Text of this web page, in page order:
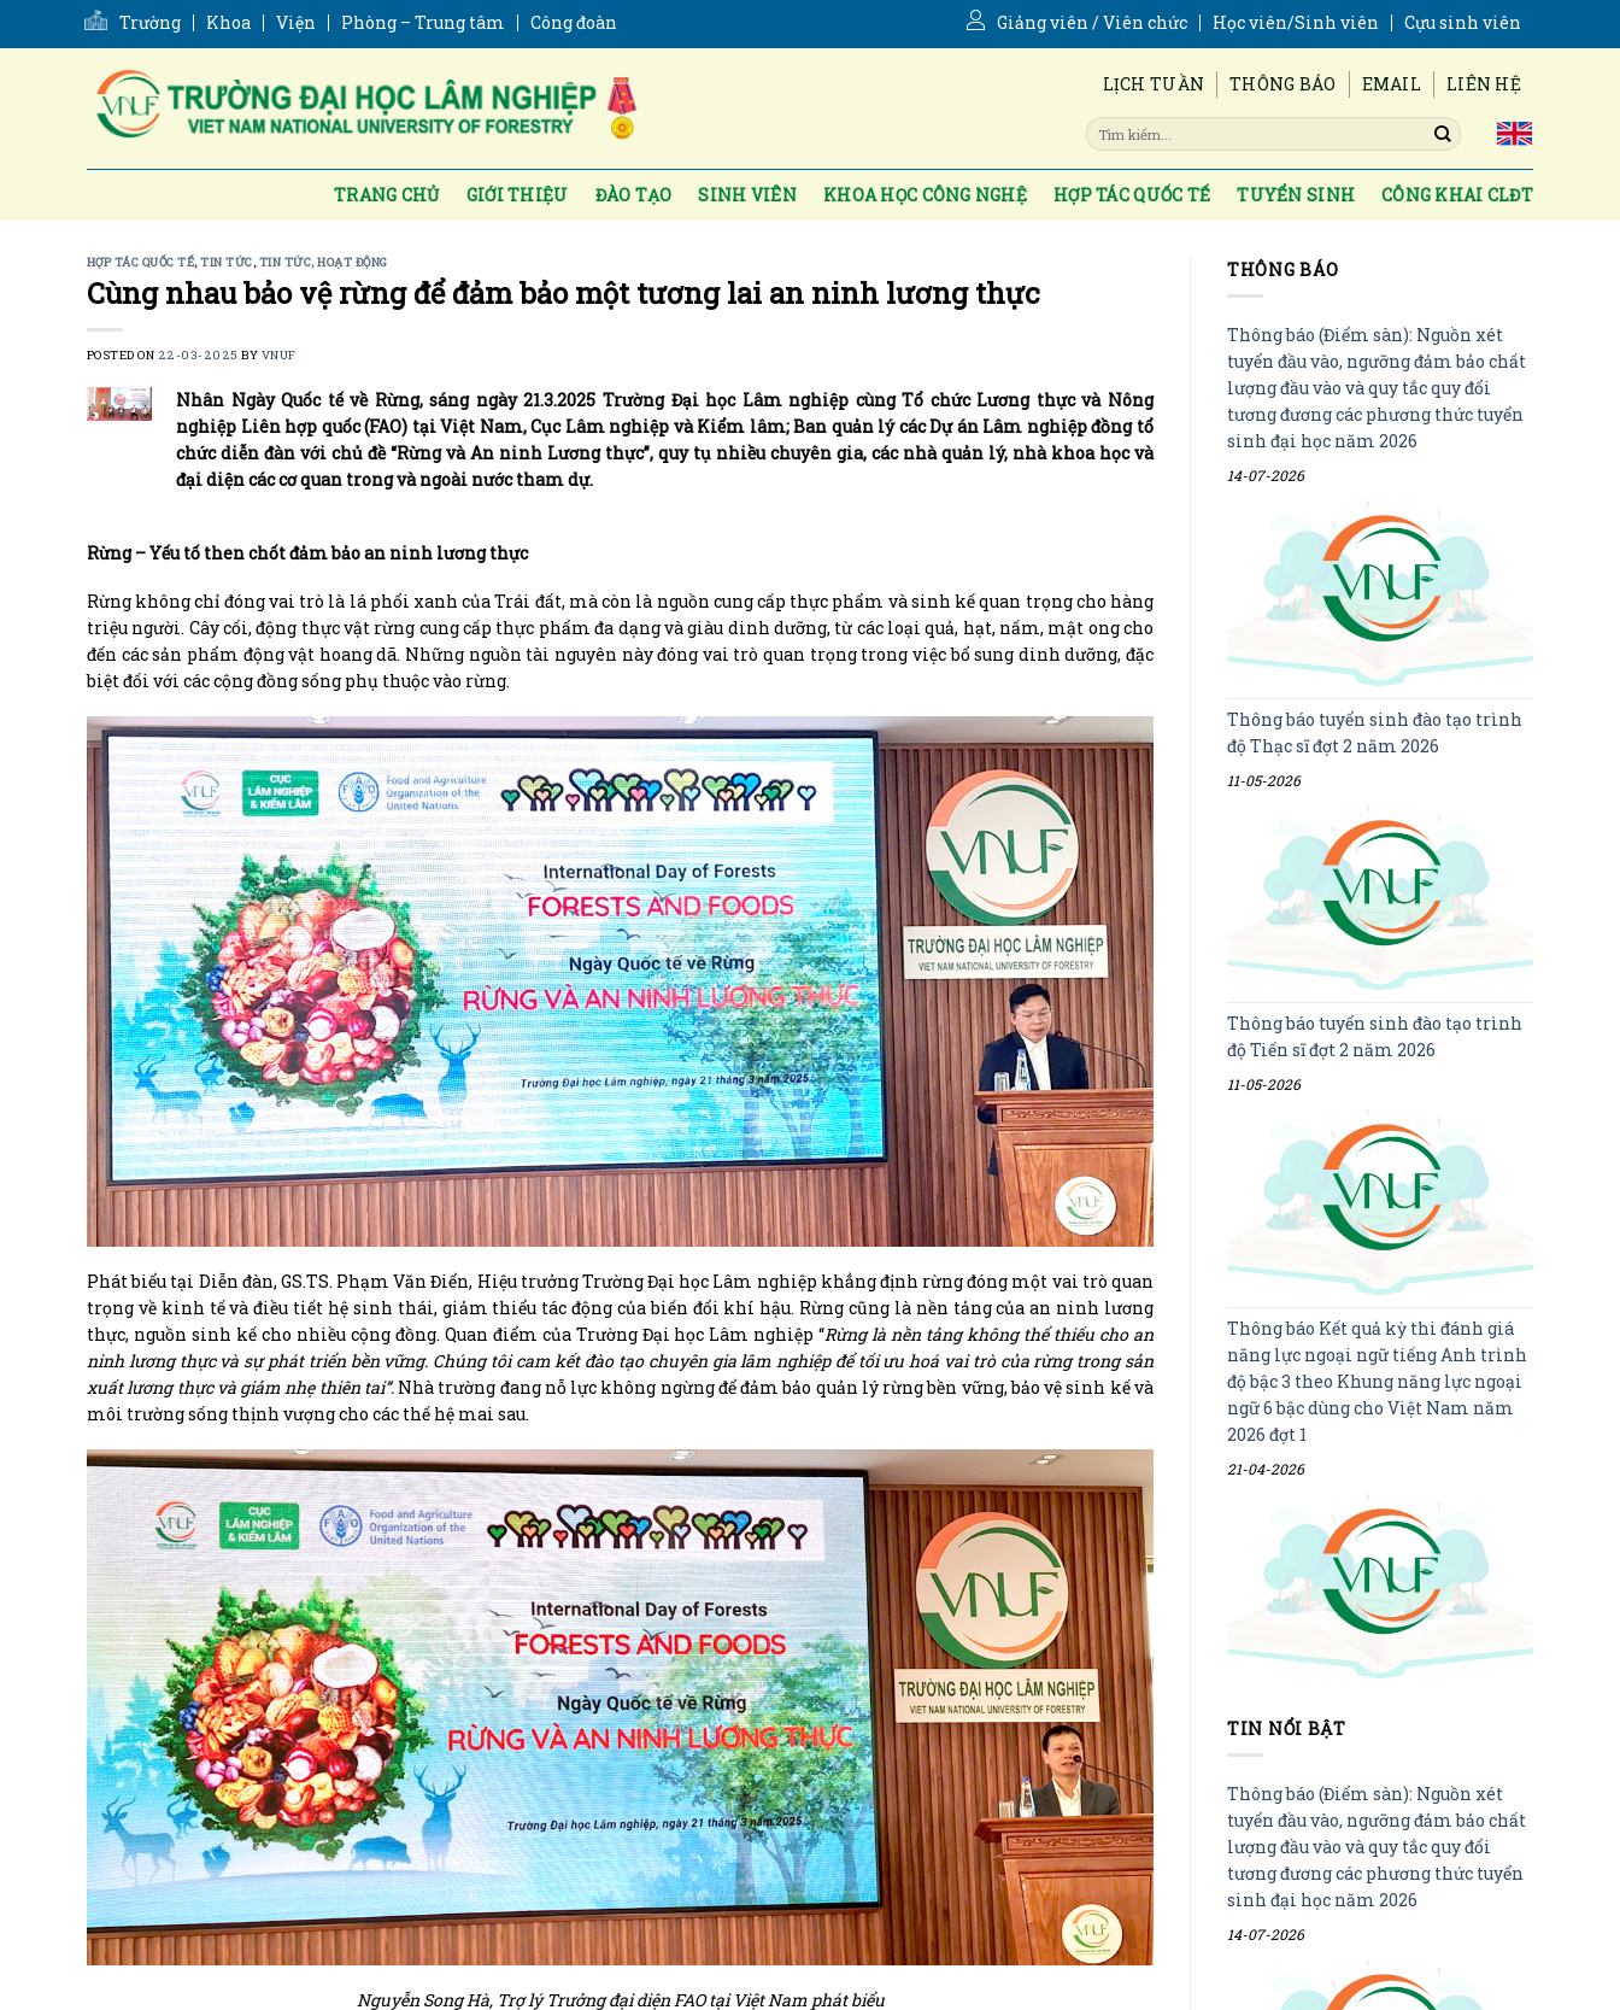
Trường Khoa Viện Phòng – Trung tâm Công đoàn Giảng viên / Viên chức Học viên/Sinh viên Cựu sinh viên
LỊCH TUẦN THÔNG BÁO EMAIL LIÊN HỆ
TRANG CHỦ GIỚI THIỆU ĐÀO TẠO SINH VIÊN KHOA HỌC CÔNG NGHỆ HỢP TÁC QUỐC TẾ TUYỂN SINH CÔNG KHAI CLĐT
HỢP TÁC QUỐC TẾ,TIN TỨC,TIN TỨC, HOẠT ĐỘNG
Cùng nhau bảo vệ rừng để đảm bảo một tương lai an ninh lương thực
POSTED ON 22-03-2025 BY VNUF
Nhân Ngày Quốc tế về Rừng, sáng ngày 21.3.2025 Trường Đại học Lâm nghiệp cùng Tổ chức Lương thực và Nông
nghiệp Liên hợp quốc (FAO) tại Việt Nam, Cục Lâm nghiệp và Kiểm lâm; Ban quản lý các Dự án Lâm nghiệp đồng tổ
chức diễn đàn với chủ đề “Rừng và An ninh Lương thực”, quy tụ nhiều chuyên gia, các nhà quản lý, nhà khoa học và
đại diện các cơ quan trong và ngoài nước tham dự.
Rừng – Yếu tố then chốt đảm bảo an ninh lương thực
Rừng không chỉ đóng vai trò là lá phổi xanh của Trái đất, mà còn là nguồn cung cấp thực phẩm và sinh kế quan trọng cho hàng
triệu người. Cây cối, động thực vật rừng cung cấp thực phẩm đa dạng và giàu dinh dưỡng, từ các loại quả, hạt, nấm, mật ong cho
đến các sản phẩm động vật hoang dã. Những nguồn tài nguyên này đóng vai trò quan trọng trong việc bổ sung dinh dưỡng, đặc
biệt đối với các cộng đồng sống phụ thuộc vào rừng.
Phát biểu tại Diễn đàn, GS.TS. Phạm Văn Điển, Hiệu trưởng Trường Đại học Lâm nghiệp khẳng định rừng đóng một vai trò quan
trọng về kinh tế và điều tiết hệ sinh thái, giảm thiểu tác động của biến đổi khí hậu. Rừng cũng là nền tảng của an ninh lương
thực, nguồn sinh kế cho nhiều cộng đồng. Quan điểm của Trường Đại học Lâm nghiệp “Rừng là nền tảng không thể thiếu cho an
ninh lương thực và sự phát triển bền vững. Chúng tôi cam kết đào tạo chuyên gia lâm nghiệp để tối ưu hoá vai trò của rừng trong sản
xuất lương thực và giảm nhẹ thiên tai”. Nhà trường đang nỗ lực không ngừng để đảm bảo quản lý rừng bền vững, bảo vệ sinh kế và
môi trường sống thịnh vượng cho các thế hệ mai sau.
Nguyễn Song Hà, Trợ lý Trưởng đại diện FAO tại Việt Nam phát biểu
THÔNG BÁO
Thông báo (Điểm sàn): Nguồn xét
tuyển đầu vào, ngưỡng đảm bảo chất
lượng đầu vào và quy tắc quy đổi
tương đương các phương thức tuyển
sinh đại học năm 2026
14-07-2026
Thông báo tuyển sinh đào tạo trình
độ Thạc sĩ đợt 2 năm 2026
11-05-2026
Thông báo tuyển sinh đào tạo trình
độ Tiến sĩ đợt 2 năm 2026
11-05-2026
Thông báo Kết quả kỳ thi đánh giá
năng lực ngoại ngữ tiếng Anh trình
độ bậc 3 theo Khung năng lực ngoại
ngữ 6 bậc dùng cho Việt Nam năm
2026 đợt 1
21-04-2026
TIN NỔI BẬT
Thông báo (Điểm sàn): Nguồn xét
tuyển đầu vào, ngưỡng đảm bảo chất
lượng đầu vào và quy tắc quy đổi
tương đương các phương thức tuyển
sinh đại học năm 2026
14-07-2026